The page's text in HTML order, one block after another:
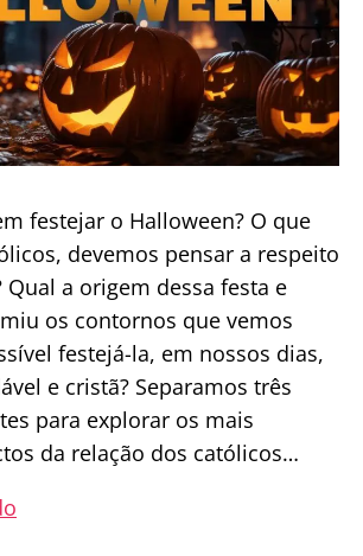
festejar o Halloween? O que
devemos pensar a respeito
Qual a origem dessa festa e
os contornos que vemos
festejá-la, em nossos dias,
e cristã? Separamos três
para explorar os mais
da relação dos católicos…